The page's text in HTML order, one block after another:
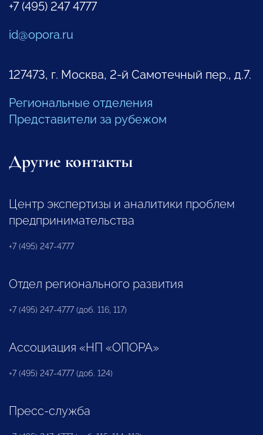
+7 (495) 247 4777
id@opora.ru
127473, г. Москва, 2-й Самотечный пер., д.7.
Региональные отделения
Представители за рубежом
Другие контакты
Центр экспертизы и аналитики проблем
предпринимательства
+7 (495) 247-4777
Отдел регионального развития
+7 (495) 247-4777 (доб. 116, 117)
Ассоциация «НП «ОПОРА»
+7 (495) 247-4777 (доб. 124)
Пресс-служба